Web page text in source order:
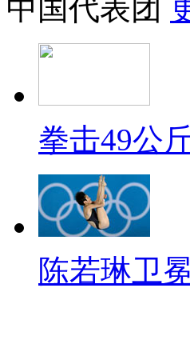
中国代表团
拳击49公
陈若琳卫